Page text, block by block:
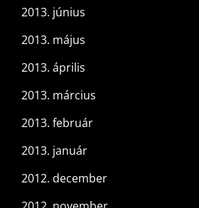
2013. június
2013. május
2013. április
2013. március
2013. február
2013. január
2012. december